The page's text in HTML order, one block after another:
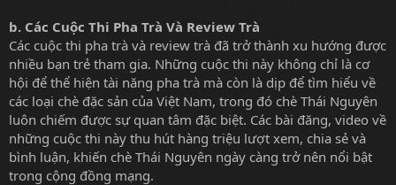
b. Các Cuộc Thi Pha Trà Và Review Trà
Các cuộc thi pha trà và review trà đã trở thành xu hướng được
nhiều bạn trẻ tham gia. Những cuộc thi này không chỉ là cơ
hội để thể hiện tài năng pha trà mà còn là dịp để tìm hiểu về
các loại chè đặc sản của Việt Nam, trong đó chè Thái Nguyên
luôn chiếm được sự quan tâm đặc biệt. Các bài đăng, video về
những cuộc thi này thu hút hàng triệu lượt xem, chia sẻ và
bình luận, khiến chè Thái Nguyên ngày càng trở nên nổi bật
trong cộng đồng mạng.